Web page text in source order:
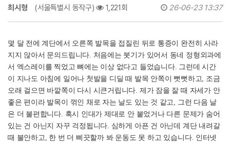
최시형 (서울특별시 동작구) 1,221회 26-06-23 13:37
몇 달 전에 계단에서 오른쪽 발목을 접질린 뒤로 통증이 완전히 사라
지지 않아서 문의드립니다. 처음에는 붓기가 있어서 동네 정형외과에
서 엑스레이를 찍었고 뼈에는 이상 없다고 들었습니다. 그런데 시간
이 지나도 아침에 일어나 첫발을 디딜 때 발목 안쪽이 뻣뻣하고, 조금
오래 걸으면 바깥쪽이 다시 시큰거립니다. 제가 잠을 잘 때 자세가 안
좋은 편이라 발목이 꺾인 채로 자는 날도 있는 것 같고, 그런 다음 날
은 더 불편합니다. 혹시 인대가 제대로 안 붙었거나 다른 문제가 숨어
있는 건 아닌지 자꾸 걱정됩니다. 심하게 아픈 건 아닌데 계단 내려갈
때 불안하고, 한 번 더 삐끗할까 봐 운동도 못 하고 있습니다. 인터넷